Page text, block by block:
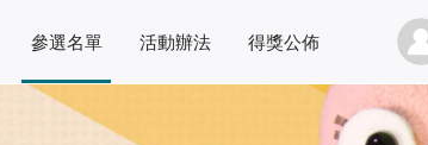
參選名單 活動辦法 得獎公佈